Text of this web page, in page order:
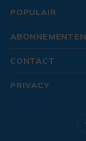
POPULAIR
ABONNEMENTEN
CONTACT
PRIVACY